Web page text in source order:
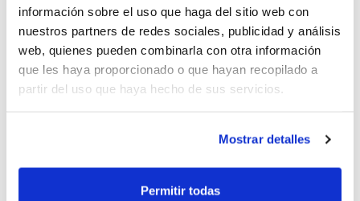
información sobre el uso que haga del sitio web con
nuestros partners de redes sociales, publicidad y análisis
web, quienes pueden combinarla con otra información
que les haya proporcionado o que hayan recopilado a
partir del uso que haya hecho de sus servicios.
Mostrar detalles
Permitir todas
Burriana continuará
apostando por el baloncesto
junto a la FBCV
La FBCV y Torreblanca